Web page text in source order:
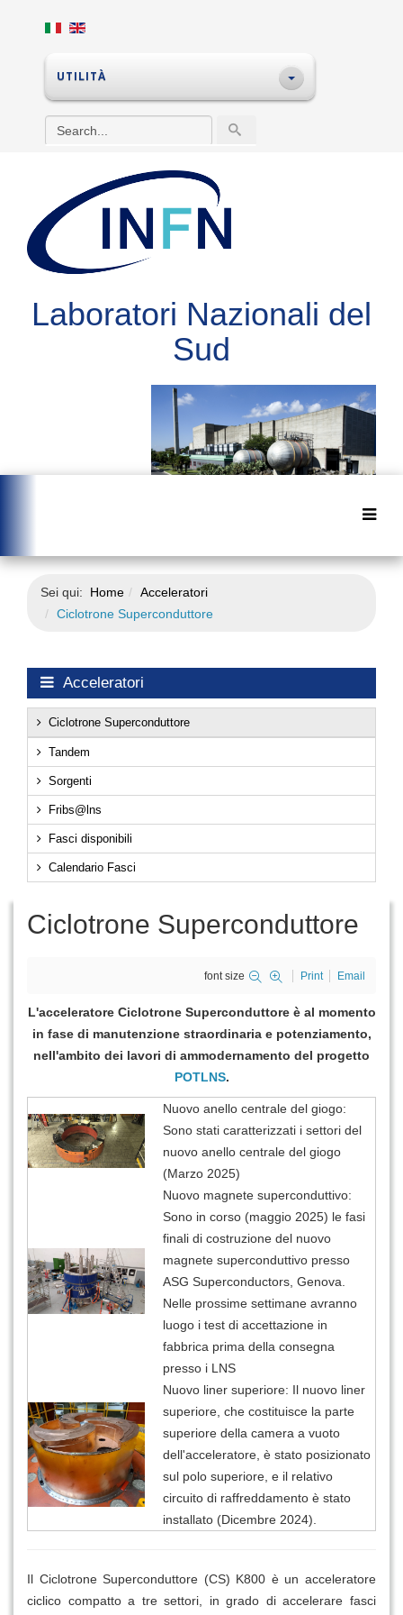
UTILITÀ
Laboratori Nazionali del
Sud
Sei qui: Home
Acceleratori
Ciclotrone Superconduttore
Acceleratori
Ciclotrone Superconduttore
Tandem
Sorgenti
Fribs@lns
Fasci disponibili
Calendario Fasci
Ciclotrone Superconduttore
font size Print Email
L'acceleratore Ciclotrone Superconduttore è al momento
in fase di manutenzione straordinaria e potenziamento,
nell'ambito dei lavori di ammodernamento del progetto
POTLNS.
Nuovo anello centrale del giogo:
Sono stati caratterizzati i settori del
nuovo anello centrale del giogo
(Marzo 2025)
Nuovo magnete superconduttivo:
Sono in corso (maggio 2025) le fasi
finali di costruzione del nuovo
magnete superconduttivo presso
ASG Superconductors, Genova.
Nelle prossime settimane avranno
luogo i test di accettazione in
fabbrica prima della consegna
presso i LNS
Nuovo liner superiore: Il nuovo liner
superiore, che costituisce la parte
superiore della camera a vuoto
dell'acceleratore, è stato posizionato
sul polo superiore, e il relativo
circuito di raffreddamento è stato
installato (Dicembre 2024).
Il Ciclotrone Superconduttore (CS) K800 è un acceleratore
ciclico compatto a tre settori, in grado di accelerare fasci